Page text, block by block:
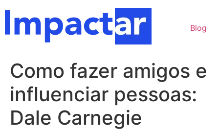
para
Blog
Como fazer amigos e
influenciar pessoas:
Dale Carnegie